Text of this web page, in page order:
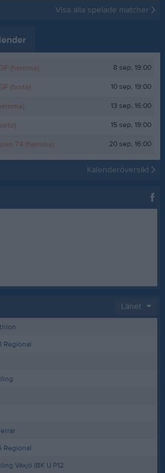
Visa alla spelade matcher
(hemma) 8 sep, 19:00
(borta) 10 sep, 19:00
13 sep, 16:00
15 sep, 19:00
74 (hemma) 20 sep, 16:00
Kalenderöversikt
Länet
Regional
Regional
Växjö IBK U P12